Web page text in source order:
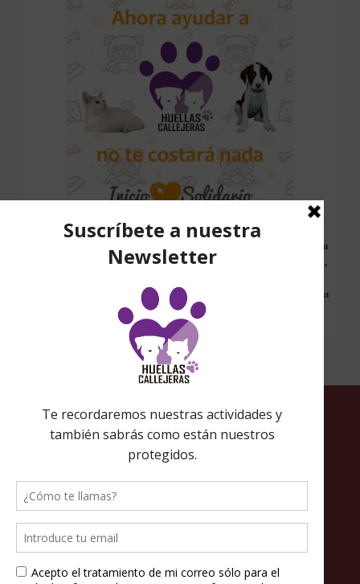
Configura nuestro Inicio Solidario en todos tus dispositivos y cada
vez que entres a hacer una búsqueda en internet desde esa página,
Amazon desde ahí, tu compra será solidaria sin ningún coste extra
para ti.